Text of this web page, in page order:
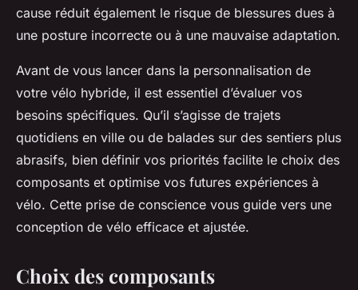
cause réduit également le risque de blessures dues à
une posture incorrecte ou à une mauvaise adaptation.
Avant de vous lancer dans la personnalisation de
votre vélo hybride, il est essentiel d’évaluer vos
besoins spécifiques. Qu’il s’agisse de trajets
quotidiens en ville ou de balades sur des sentiers plus
abrasifs, bien définir vos priorités facilite le choix des
composants et optimise vos futures expériences à
vélo. Cette prise de conscience vous guide vers une
conception de vélo efficace et ajustée.
Choix des composants